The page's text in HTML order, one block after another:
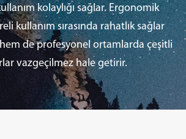
kolaylığı sağlar. Ergonomik
kullanım sırasında rahatlık sağlar
de profesyonel ortamlarda çeşitli
vazgeçilmez hale getirir.